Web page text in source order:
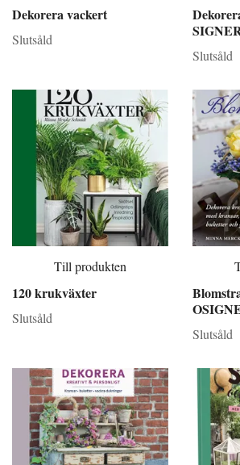
Dekorera vackert
Slutsåld
Slutsåld
Till produkten
120 krukväxter
Slutsåld
Slutsåld